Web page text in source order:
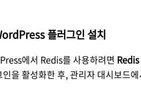
플러그인 설치
에서 Redis를 사용하려면
인을 활성화한 후, 관리자 대시보드